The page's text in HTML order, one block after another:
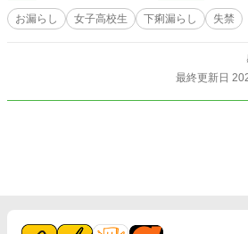
お漏らし 女子高校生 下痢漏らし 失禁
最終更新日